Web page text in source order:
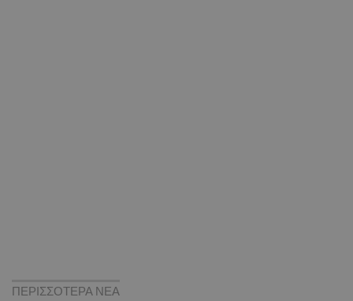
ΠΕΡΙΣΣΟΤΕΡΑ ΝΕΑ